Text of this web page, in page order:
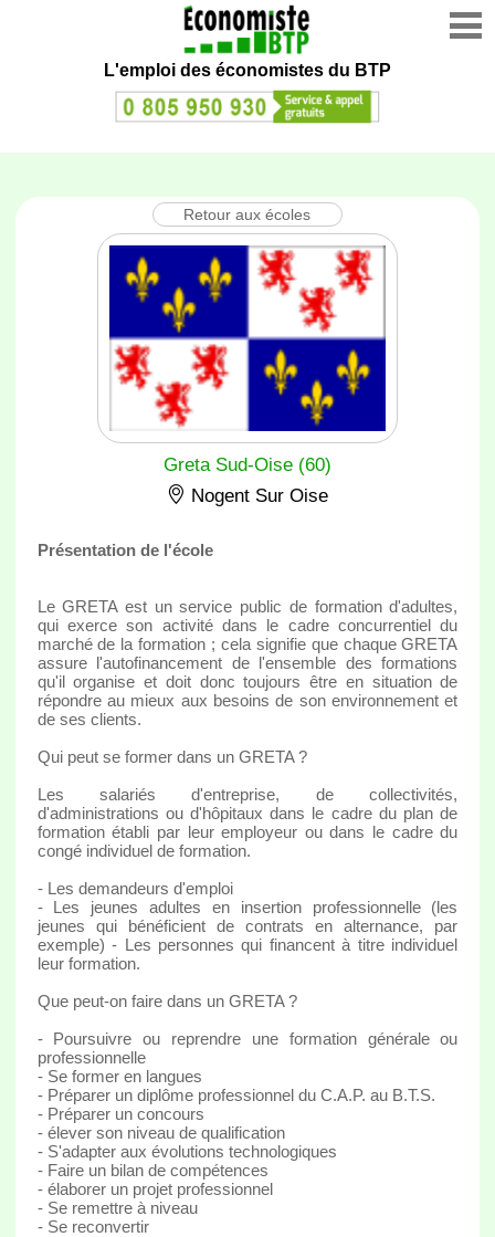
L'emploi des économistes du BTP
Retour aux écoles
Greta Sud-Oise (60)
Nogent Sur Oise
Présentation de l'école
Le GRETA est un service public de formation d'adultes,
qui exerce son activité dans le cadre concurrentiel du
marché de la formation ; cela signifie que chaque GRETA
assure l'autofinancement de l'ensemble des formations
qu'il organise et doit donc toujours être en situation de
répondre au mieux aux besoins de son environnement et
de ses clients.
Qui peut se former dans un GRETA ?
Les salariés d'entreprise, de collectivités,
d'administrations ou d'hôpitaux dans le cadre du plan de
formation établi par leur employeur ou dans le cadre du
congé individuel de formation.
- Les demandeurs d'emploi
- Les jeunes adultes en insertion professionnelle (les
jeunes qui bénéficient de contrats en alternance, par
exemple) - Les personnes qui financent à titre individuel
leur formation.
Que peut-on faire dans un GRETA ?
- Poursuivre ou reprendre une formation générale ou
professionnelle
- Se former en langues
- Préparer un diplôme professionnel du C.A.P. au B.T.S.
- Préparer un concours
- élever son niveau de qualification
- S'adapter aux évolutions technologiques
- Faire un bilan de compétences
- élaborer un projet professionnel
- Se remettre à niveau
- Se reconvertir